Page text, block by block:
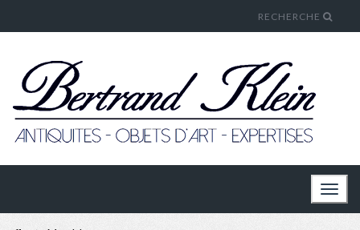
RECHERCHE